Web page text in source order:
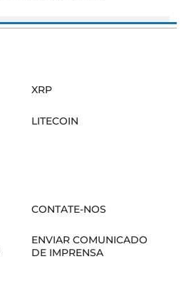
XRP
LITECOIN
CONTATE-NOS
ENVIAR COMUNICADO
DE IMPRENSA